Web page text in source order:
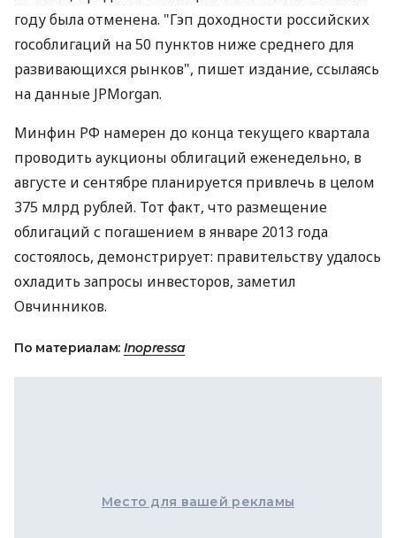
году была отменена. "Гэп доходности российских
гособлигаций на 50 пунктов ниже среднего для
развивающихся рынков", пишет издание, ссылаясь
на данные JPMorgan.
Минфин РФ намерен до конца текущего квартала
проводить аукционы облигаций еженедельно, в
августе и сентябре планируется привлечь в целом
375 млрд рублей. Тот факт, что размещение
облигаций с погашением в январе 2013 года
состоялось, демонстрирует: правительству удалось
охладить запросы инвесторов, заметил
Овчинников.
По материалам: Inopressa
Место для вашей рекламы